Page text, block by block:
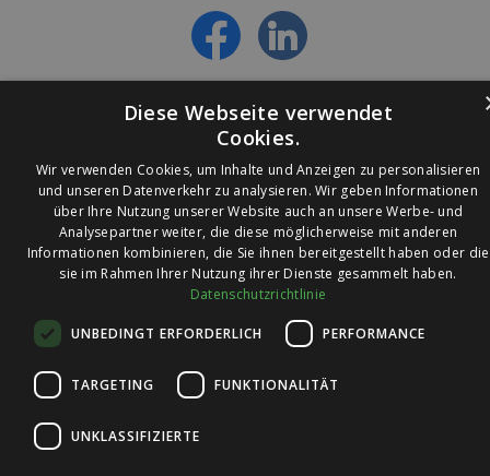
© 2026 Ledleuchtendiscounter.de
auf
Trusted Shops
Diese Webseite verwendet
Cookies.
Wir verwenden Cookies, um Inhalte und Anzeigen zu personalisieren
und unseren Datenverkehr zu analysieren. Wir geben Informationen
über Ihre Nutzung unserer Website auch an unsere Werbe- und
Analysepartner weiter, die diese möglicherweise mit anderen
Informationen kombinieren, die Sie ihnen bereitgestellt haben oder die
sie im Rahmen Ihrer Nutzung ihrer Dienste gesammelt haben.
Datenschutzrichtlinie
UNBEDINGT ERFORDERLICH PERFORMANCE
TARGETING FUNKTIONALITÄT
UNKLASSIFIZIERTE